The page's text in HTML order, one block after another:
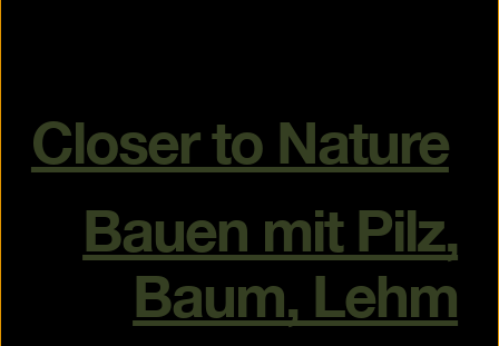
Closer to Nature
Bauen mit Pilz,
Baum, Lehm